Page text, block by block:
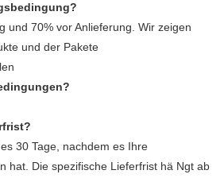
und 70% vor Anlieferung. Wir zeigen
und der Pakete
30 Tage, nachdem es Ihre
hat. Die spezifische Lieferfrist hä Ngt ab